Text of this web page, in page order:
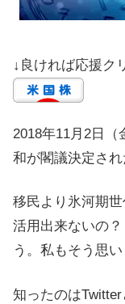
↓良ければ応援ク
2018年11月2日（
和が閣議決定され
移民より氷河期
活用出来ないの
う。私もそう思い
知ったのはTwitter